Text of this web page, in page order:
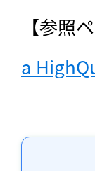
【参照
a